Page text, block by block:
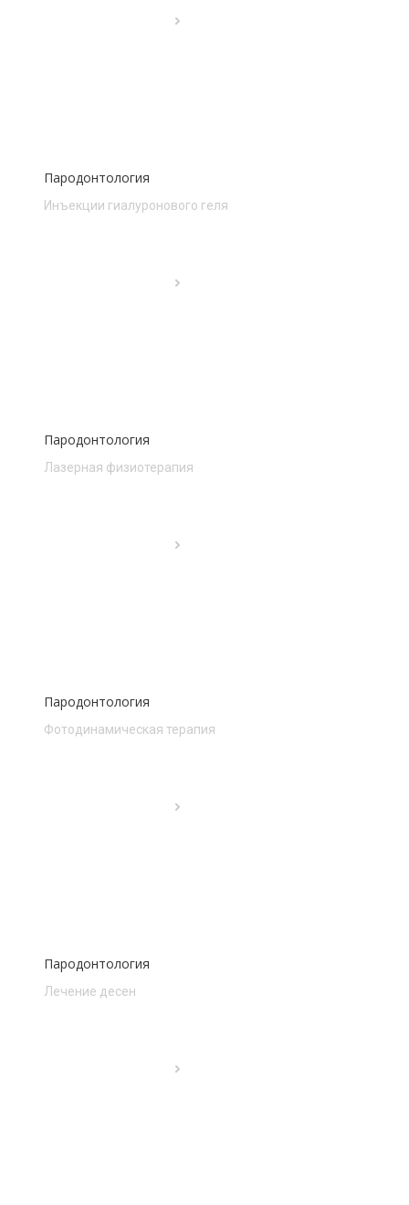
Пародонтология
Инъекции гиалуронового геля
Пародонтология
Лазерная физиотерапия
Пародонтология
Фотодинамическая терапия
Пародонтология
Лечение десен